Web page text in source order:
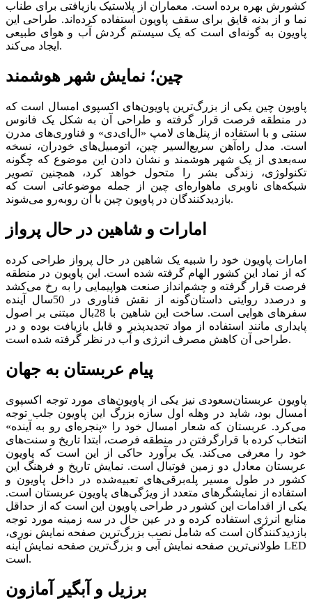
کشورش بهره برده است. معماران از پلاستیک بازیافتی برای طناب
نما و از بدنه قایق برای سقف پاویون استفاده کرده‌اند. طراحی این
پاویون به گونه‌ای است که یک سیستم گردش آب و هوای طبیعی
ایجاد می‌کند.
چین؛ نمایش شهر هوشمند
پاویون چین یکی از بزرگ‌ترین پاویون‌های اکسپوی امسال است که
در منطقه فرصت قرار گرفته و طراحی آن به شکل یک فانوس
سنتی و با استفاده از پنل‌های لامپ «ال‌ای‌دی» و فناوری‌های مدرن
است. مدل راه‌آهن سریع‌السیر چین، اتومبیل‌های خودران، نسخه
سه‌بعدی از یک شهر هوشمند و نشان دادن این موضوع که چگونه
تکنولوژی، زندگی بشر را متحول خواهد کرد، همچنین تصویر
شبکه‌های ناوبری ماهواره‌‌‌ای چین از جمله موضوعاتی است که
بازدیدکنندگان در پاویون چین با آن روبه‌رو می‌شوند.
امارات و شاهین در حال پرواز
امارات پاویون خود را شبیه یک شاهین در حال پرواز طراحی کرده
که از نماد این کشور الهام گرفته شده است. این پاویون در منطقه
فرصت قرار گرفته و چشم‌انداز صنعت هواپیمایی را به رخ می‌کشد
و درصدد روایتی داستان‌گونه از نقش فناوری در 50سال آینده
سفرهای هوایی است. ساخت این شاهین با 28بال مبتنی بر اصول
پایداری مانند استفاده از مواد تجدیدپذیر و قابل‌‌‌ بازیافت بوده و در
طراحی آن کاهش مصرف انرژی و آب در نظر گرفته شده است.
پیام عربستان به جهان
پاویون عربستان‌سعودی نیز یکی از پاویون‌های مورد توجه اکسپوی
امسال بود، شاید در وهله اول سازه بزرگ این پاویون جلب توجه
می‌کرد. عربستان که شعار امسال خود را «پنجره‌ای رو به آینده»
انتخاب کرده با قرار‌گرفتن در منطقه فرصت، ابتدا تاریخ و سنت‌های
خود را معرفی می‌کند. یک برآورد حاکی از این است که پاویون
عربستان معادل دو زمین فوتبال است. نمایش تاریخ و فرهنگ این
کشور در طول مسیر پله‌برقی‌های تعبیه‌شده در داخل پاویون و
استفاده از نمایشگرهای متعدد از ویژگی‌های پاویون عربستان است.
یکی از اقدامات این کشور در طراحی پاویون این است که از حداقل
منابع انرژی استفاده کرده و در عین حال در سه زمینه مورد توجه
بازدیدکنندگان است که شامل نصب بزرگ‌ترین صفحه نمایش نوری،
طولانی‌ترین صفحه نمایش آبی و بزرگ‌ترین صفحه نمایش آینه LED
است.
برزیل و آبگیر آمازون